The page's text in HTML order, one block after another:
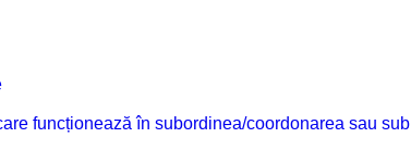
funcționează în subordinea/coordonarea sau sub